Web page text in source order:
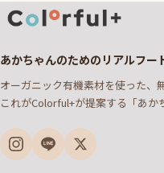
あかちゃんのためのリアルフー
オーガニック有機素材を使った、
これがColorful+が提案する「あか